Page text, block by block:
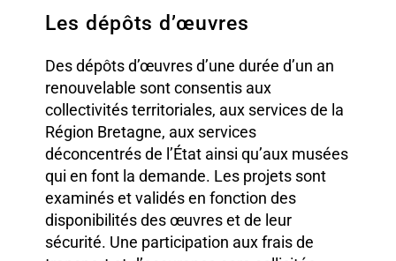
Les dépôts d’œuvres
Des dépôts d’œuvres d’une durée d’un an
renouvelable sont consentis aux
collectivités territoriales, aux services de la
Région Bretagne, aux services
déconcentrés de l’État ainsi qu’aux musées
qui en font la demande. Les projets sont
examinés et validés en fonction des
disponibilités des œuvres et de leur
sécurité. Une participation aux frais de